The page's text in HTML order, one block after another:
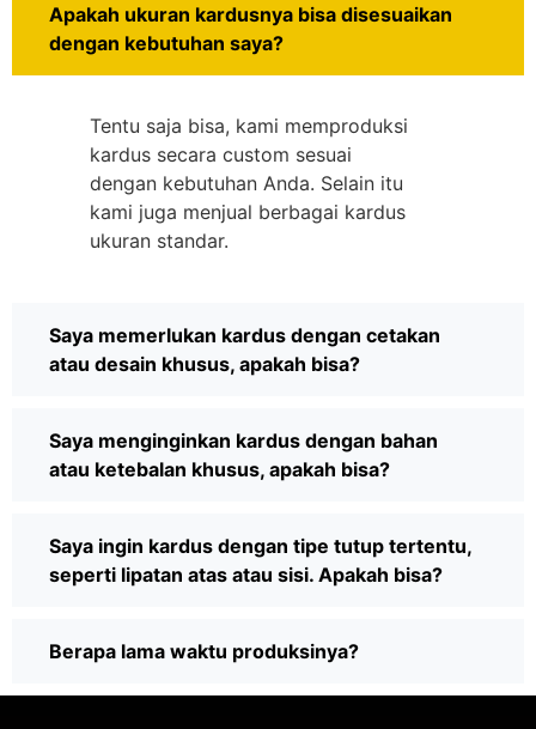
Apakah ukuran kardusnya bisa disesuaikan
dengan kebutuhan saya?
Tentu saja bisa, kami memproduksi
kardus secara custom sesuai
dengan kebutuhan Anda. Selain itu
kami juga menjual berbagai kardus
ukuran standar.
Saya memerlukan kardus dengan cetakan
atau desain khusus, apakah bisa?
Saya menginginkan kardus dengan bahan
atau ketebalan khusus, apakah bisa?
Saya ingin kardus dengan tipe tutup tertentu,
seperti lipatan atas atau sisi. Apakah bisa?
Berapa lama waktu produksinya?